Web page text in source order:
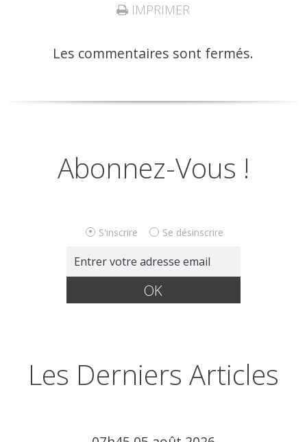
IMPRIMER
Les commentaires sont fermés.
Abonnez-Vous !
S'inscrire Se désinscrire
Les Derniers Articles